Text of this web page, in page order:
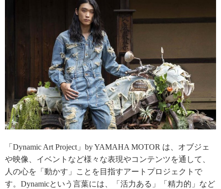
「Dynamic Art Project」by YAMAHA MOTOR は、オブジェ
や映像、イベントなど様々な表現やコンテンツを通して、
人の心を「動かす」ことを目指すアートプロジェクトで
す。Dynamicという言葉には、「活力ある」「精力的」など